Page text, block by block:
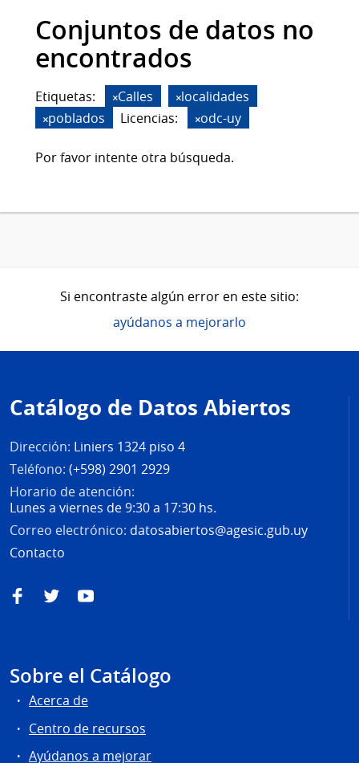
Conjuntos de datos no
encontrados
Etiquetas: Calles
localidades
poblados
Licencias: odc-uy
Por favor intente otra búsqueda.
Si encontraste algún error en este sitio:
ayúdanos a mejorarlo
de
página
Catálogo de Datos Abiertos
Dirección: Liniers 1324 piso 4
Teléfono: (+598) 2901 2929
Horario de atención:
Lunes a viernes de 9:30 a 17:30 hs.
Correo electrónico: datosabiertos@agesic.gub.uy
Contacto
FacebookTwitterYouTube
Sobre el Catálogo
Acerca de
Centro de recursos
Ayúdanos a mejorar